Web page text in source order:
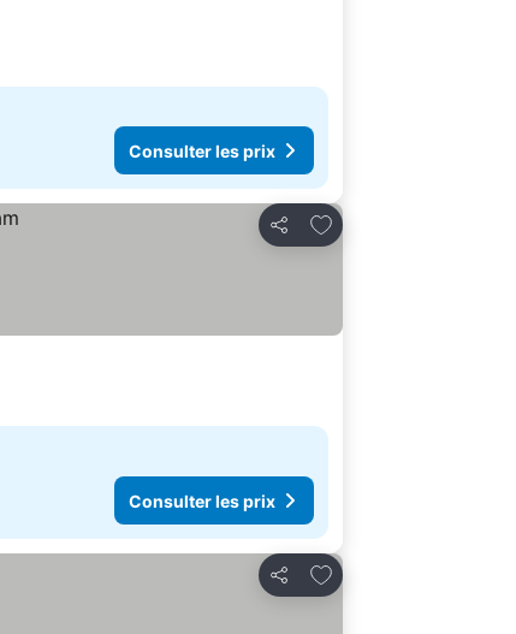
Consulter les prix
Partager
Ajouter à mes favoris
Consulter les prix
Partager
Ajouter à mes favoris